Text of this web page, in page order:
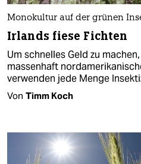
Monokultur auf der grünen
Irlands fiese Fichten
Um schnelles Geld zu
massenhaft
verwenden jede Menge
Von Timm Koch